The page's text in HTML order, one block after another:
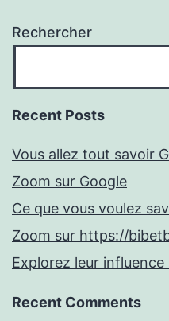
Rechercher
Recent Posts
Vous allez tout savoir
Zoom sur Google
Ce que vous voulez
Zoom sur https://
Explorez leur
Recent Comments